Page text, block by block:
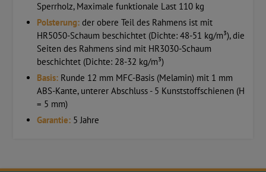
Sperrholz, Maximale funktionale Last 110 kg
Polsterung: der obere Teil des Rahmens ist mit
HR5050-Schaum beschichtet (Dichte: 48-51 kg/m³), die
Seiten des Rahmens sind mit HR3030-Schaum
beschichtet (Dichte: 28-32 kg/m³)
Basis: Runde 12 mm MFC-Basis (Melamin) mit 1 mm
ABS-Kante, unterer Abschluss - 5 Kunststoffschienen (H
= 5 mm)
Garantie: 5 Jahre